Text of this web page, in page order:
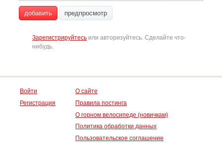
добавить предпросмотр
Зарегистрируйтесь или авторизуйтесь. Сделайте что-
нибудь.
Войти
Регистрация
О сайте
Правила постинга
О горном велосипеде (новичкам)
Политика обработки данных
Пользовательское соглашение